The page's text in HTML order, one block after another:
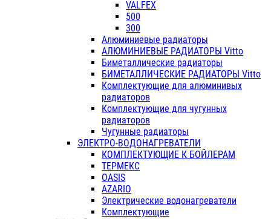
VALFEX
500
300
Алюминиевые радиаторы
АЛЮМИНИЕВЫЕ РАДИАТОРЫ Vitto
Биметаллические радиаторы
БИМЕТАЛЛИЧЕСКИЕ РАДИАТОРЫ Vitto
Комплектующие для алюминивых
радиаторов
Комплектующие для чугунных
радиаторов
Чугунные радиаторы
ЭЛЕКТРО-ВОДОНАГРЕВАТЕЛИ
КОМПЛЕКТУЮЩИЕ К БОЙЛЕРАМ
ТЕРМЕКС
OASIS
AZARIO
Электрические водонагреватели
Комплектующие